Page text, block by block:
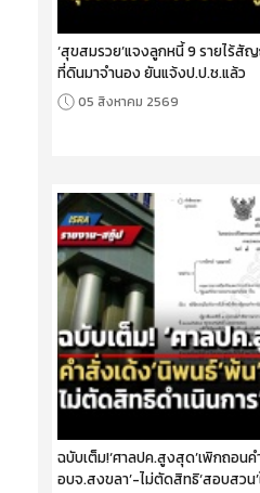
‘สุขสมรวย’แจงลูกหนี้ 9 รายไร้สัญ
ที่ดินมาจำนอง ยันแจ้งป.ป.ช.แล้ว
05 สิงหาคม 2569
ฉบับเต็ม!‘ศาลปค.สูงสุด’เพิกถอน
อบจ.สงขลา’-ไม่ตัดสิทธิ‘สอบสวน